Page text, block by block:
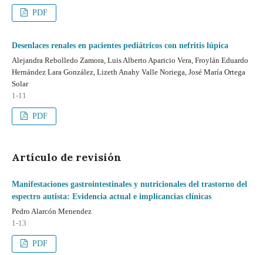
PDF
Desenlaces renales en pacientes pediátricos con nefritis lúpica
Alejandra Rebolledo Zamora, Luis Alberto Aparicio Vera, Froylán Eduardo
Hernández Lara González, Lizeth Anahy Valle Noriega, José María Ortega
Solar
1-11
PDF
Artículo de revisión
Manifestaciones gastrointestinales y nutricionales del trastorno del
espectro autista: Evidencia actual e implicancias clínicas
Pedro Alarcón Menendez
1-13
PDF